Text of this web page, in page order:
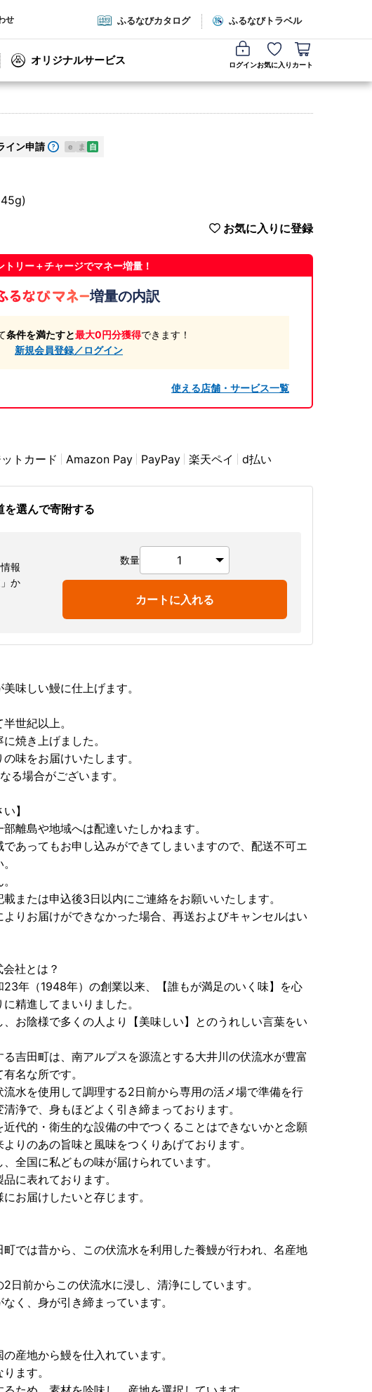
せ ふるなびカタログ ふるなびトラベル
オリジナルサービス ログインお気に入り カート
イン申請 e ま 自
お気に入りに登録
トリー＋チャージでマネー増量！
増量の内訳
条件を満たすと最大0円分獲得できます！
新規会員登録／ログイン
使える店舗・サービス一覧
トカード Amazon Pay PayPay 楽天ペイ d払い
を選んで寄附する
報
か
数量
カートに入れる
味しい鰻に仕上げます。
世紀以上。
焼き上げました。
味をお届けいたします。
る場合がございます。
】
離島や地域へは配達いたしかねます。
であってもお申し込みができてしまいますので、配送不可エ
または申込後3日以内にご連絡をお願いいたします。
よりお届けができなかった場合、再送およびキャンセルはい
社とは？
年（1948年）の創業以来、【誰もが満足のいく味】を心
精進してまいりました。
お陰様で多くの人より【美味しい】とのうれしい言葉をい
吉田町は、南アルプスを源流とする大井川の伏流水が豊富
名な所です。
水を使用して調理する2日前から専用の活メ場で準備を行
浄で、身もほどよく引き締まっております。
代的・衛生的な設備の中でつくることはできないかと念願
りのあの旨味と風味をつくりあげております。
全国に私どもの味が届けられています。
に表れております。
お届けしたいと存じます。
では昔から、この伏流水を利用した養鰻が行われ、名産地
日前からこの伏流水に浸し、清浄にしています。
く、身が引き締まっています。
産地から鰻を仕入れています。
ます。